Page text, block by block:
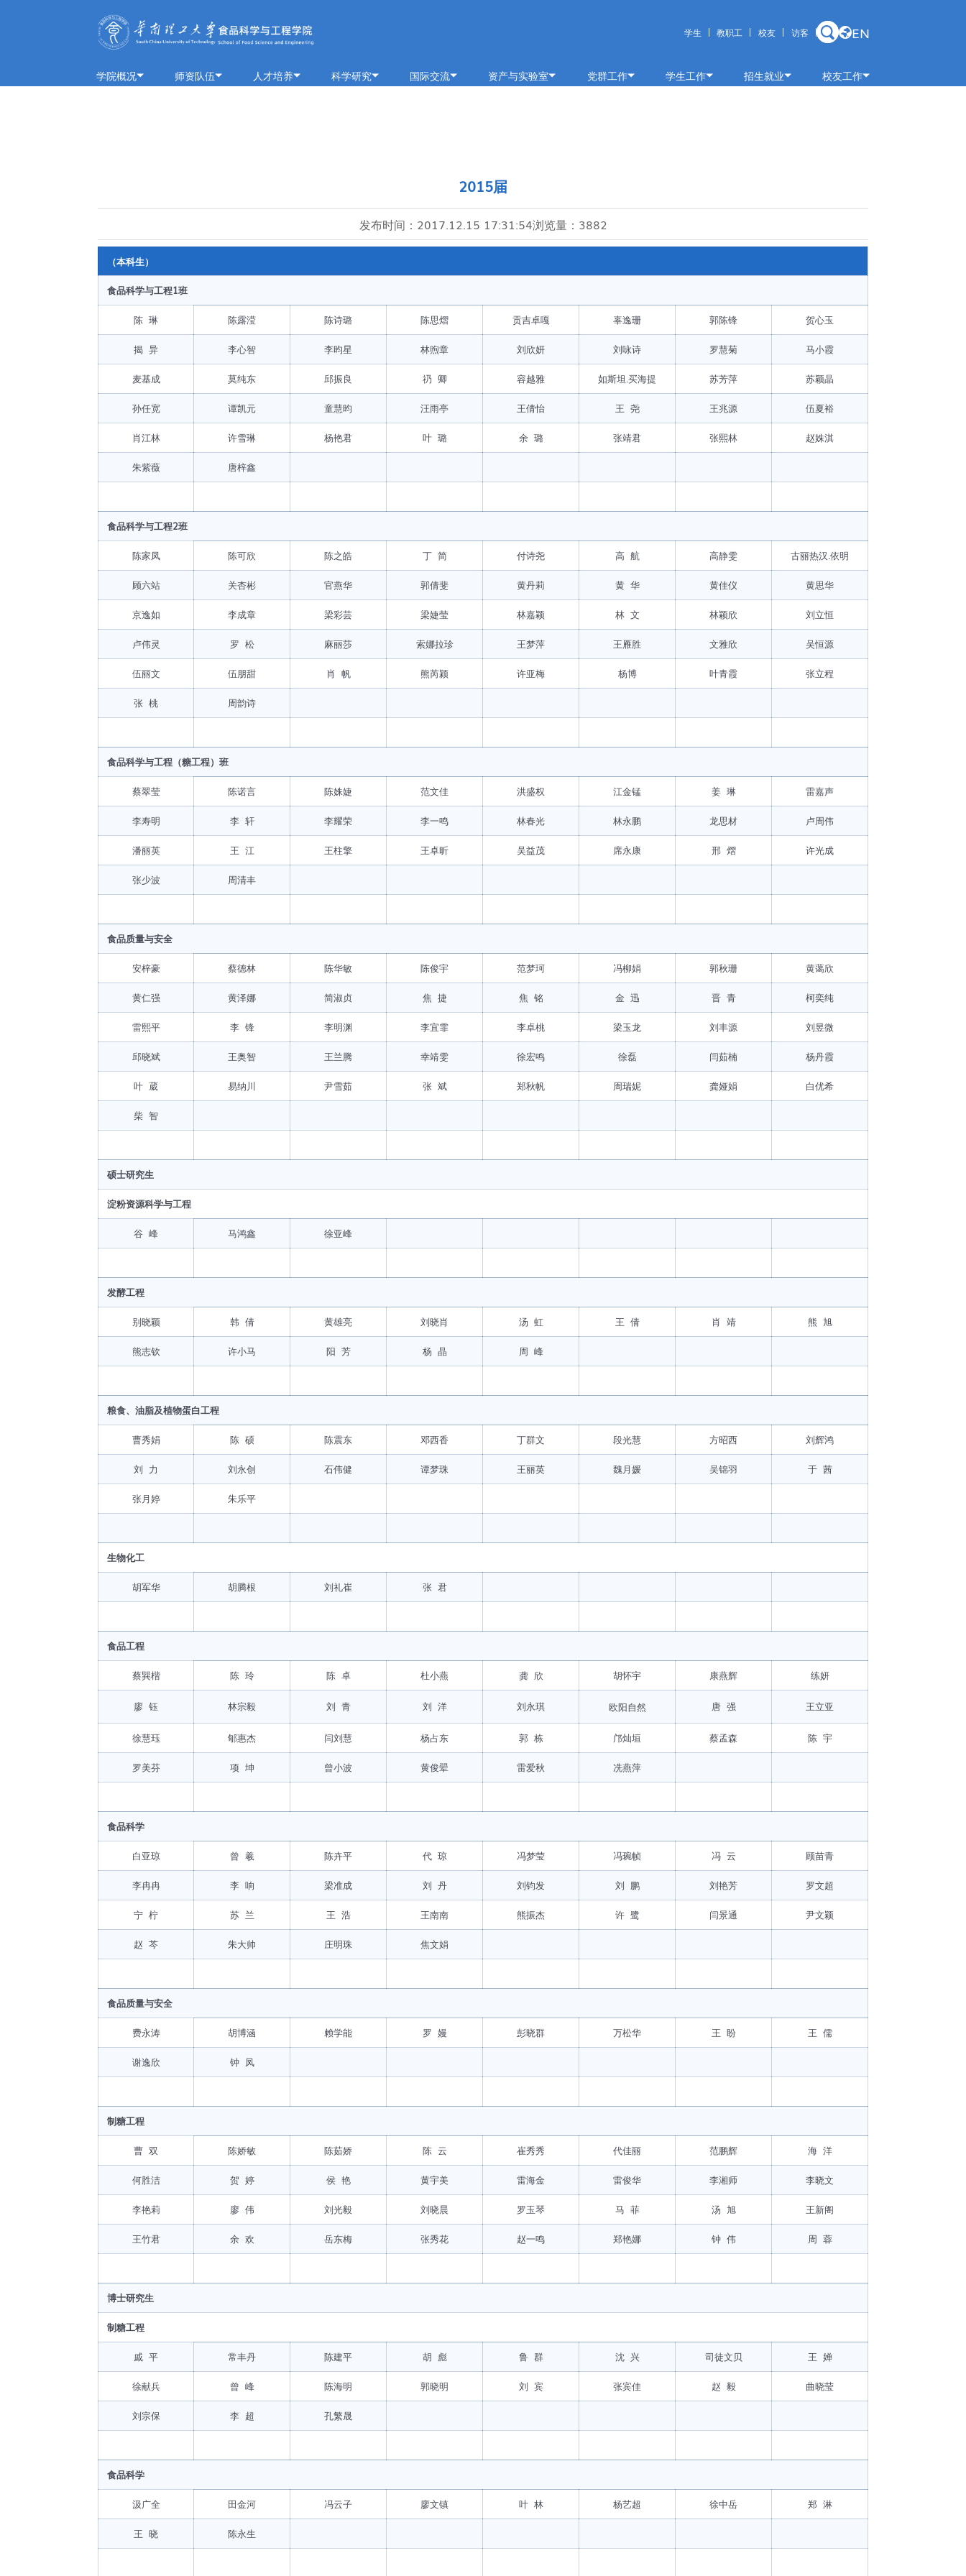
学生 教职工 校友 访客 EN
学院概况
历任领导
历史钩沉
师资队伍 人才培养 科学研究 国际交流 资产与实验室
教学中心
分析中心
安全管理
党群工作
学习园地
关工委
学生工作
学生党建
科创竞赛
招生就业 校友工作
毕业生
2015届
发布时间： 2017.12.15 17:31:54浏览量： 3882
（本科生）
食品科学与工程1班
陈 琳 陈露滢 陈诗璐 陈思熠 贡吉卓嘎 辜逸珊 郭陈锋 贺心玉
揭 异 李心智 李昀星 林煦章 刘欣妍 刘咏诗 罗慧菊 马小霞
麦基成 莫纯东 邱振良 礽 卿 容越雅 如斯坦.买海提 苏芳萍 苏颖晶
孙任宽 谭凯元 童慧昀 汪雨亭 王倩怡 王 尧 王兆源 伍夏裕
肖江林 许雪琳 杨艳君 叶 璐 余 璐 张靖君 张熙林 赵姝淇
朱紫薇 唐梓鑫
食品科学与工程2班
陈家凤 陈可欣 陈之皓 丁 简 付诗尧 高 航 高静雯 古丽热汉.依明
顾六站 关杏彬 官燕华 郭倩斐 黄丹莉 黄 华 黄佳仪 黄思华
京逸如 李成章 梁彩芸 梁婕莹 林嘉颖 林 文 林颖欣 刘立恒
卢伟灵 罗 松 麻丽莎 索娜拉珍 王梦萍 王雁胜 文雅欣 吴恒源
伍丽文 伍朋甜 肖 帆 熊芮颍 许亚梅 杨博 叶青霞 张立程
张 桃 周韵诗
食品科学与工程（糖工程）班
蔡翠莹 陈诺言 陈姝婕 范文佳 洪盛权 江金锰 姜 琳 雷嘉声
李寿明 李 轩 李耀荣 李一鸣 林春光 林永鹏 龙思材 卢周伟
潘丽英 王 江 王柱擎 王卓昕 吴益茂 席永康 邢 熠 许光成
张少波 周清丰
食品质量与安全
安梓豪 蔡德林 陈华敏 陈俊宇 范梦珂 冯柳娟 郭秋珊 黄蔼欣
黄仁强 黄泽娜 简淑贞 焦 捷 焦 铭 金 迅 晋 青 柯奕纯
雷熙平 李 锋 李明渊 李宜霏 李卓桃 梁玉龙 刘丰源 刘昱微
邱晓斌 王奥智 王兰腾 幸靖雯 徐宏鸣 徐磊 闫茹楠 杨丹霞
叶 葳 易纳川 尹雪茹 张 斌 郑秋帆 周瑞妮 龚娅娟 白优希
柴 智
硕士研究生
淀粉资源科学与工程
谷 峰 马鸿鑫 徐亚峰
发酵工程
别晓颖 韩 倩 黄雄亮 刘晓肖 汤 虹 王 倩 肖 靖 熊 旭
熊志钦 许小马 阳 芳 杨 晶 周 峰
粮食、油脂及植物蛋白工程
曹秀娟 陈 硕 陈震东 邓西香 丁群文 段光慧 方昭西 刘辉鸿
刘 力 刘永创 石伟健 谭梦珠 王丽英 魏月媛 吴锦羽 于 茜
张月婷 朱乐平
生物化工
胡军华 胡腾根 刘礼崔 张 君
食品工程
蔡巽楷 陈 玲 陈 卓 杜小燕 龚 欣 胡怀宇 康燕辉 练妍
廖 钰 林宗毅 刘 青 刘 洋 刘永琪 欧阳自然 唐 强 王立亚
徐慧珏 郇惠杰 闫刘慧 杨占东 郭 栋 邝灿垣 蔡孟森 陈 宇
罗美芬 项 坤 曾小波 黄俊翚 雷爱秋 冼燕萍
食品科学
白亚琼 曾 羲 陈卉平 代 琼 冯梦莹 冯琬帧 冯 云 顾苗青
李冉冉 李 响 梁准成 刘 丹 刘钧发 刘 鹏 刘艳芳 罗文超
宁 柠 苏 兰 王 浩 王南南 熊振杰 许 鹭 闫景通 尹文颖
赵 芩 朱大帅 庄明珠 焦文娟
食品质量与安全
费永涛 胡博涵 赖学能 罗 嫚 彭晓群 万松华 王 盼 王 儒
谢逸欣 钟 凤
制糖工程
曹 双 陈娇敏 陈茹娇 陈 云 崔秀秀 代佳丽 范鹏辉 海 洋
何胜洁 贺 婷 侯 艳 黄宇美 雷海金 雷俊华 李湘师 李晓文
李艳莉 廖 伟 刘光毅 刘晓晨 罗玉琴 马 菲 汤 旭 王新阁
王竹君 余 欢 岳东梅 张秀花 赵一鸣 郑艳娜 钟 伟 周 蓉
博士研究生
制糖工程
戚 平 常丰丹 陈建平 胡 彪 鲁 群 沈 兴 司徒文贝 王 婵
徐献兵 曾 峰 陈海明 郭晓明 刘 宾 张宾佳 赵 毅 曲晓莹
刘宗保 李 超 孔繁晟
食品科学
汲广全 田金河 冯云子 廖文镇 叶 林 杨艺超 徐中岳 郑 淋
王 晓 陈永生